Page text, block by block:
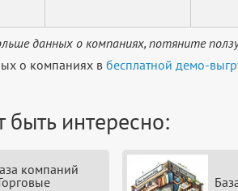
данных о компаниях, потяните
о компаниях в бесплатной демо-
интересно:
компаний